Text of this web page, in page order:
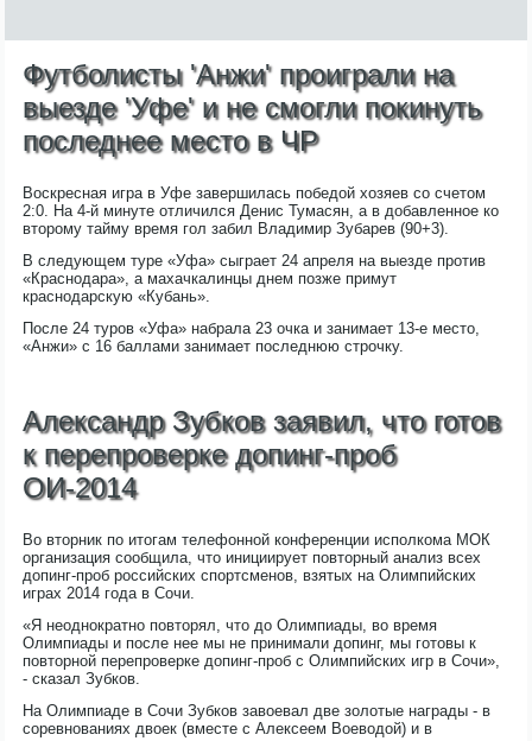
Футболисты 'Анжи' проиграли на
выезде 'Уфе' и не смогли покинуть
последнее место в ЧР
Воскресная игра в Уфе завершилась победой хозяев со счетом
2:0. На 4-й минуте отличился Денис Тумасян, а в добавленное ко
второму тайму время гол забил Владимир Зубарев (90+3).
В следующем туре «Уфа» сыграет 24 апреля на выезде против
«Краснодара», а махачкалинцы днем позже примут
краснодарскую «Кубань».
После 24 туров «Уфа» набрала 23 очка и занимает 13-е место,
«Анжи» с 16 баллами занимает последнюю строчку.
Александр Зубков заявил, что готов
к перепроверке допинг-проб
ОИ-2014
Во вторник по итогам телефонной конференции исполкома МОК
организация сообщила, что инициирует повторный анализ всех
допинг-проб российских спортсменов, взятых на Олимпийских
играх 2014 года в Сочи.
«Я неоднократно повторял, что до Олимпиады, во время
Олимпиады и после нее мы не принимали допинг, мы готовы к
повторной перепроверке допинг-проб с Олимпийских игр в Сочи»,
- сказал Зубков.
На Олимпиаде в Сочи Зубков завоевал две золотые награды - в
соревнованиях двоек (вместе с Алексеем Воеводой) и в